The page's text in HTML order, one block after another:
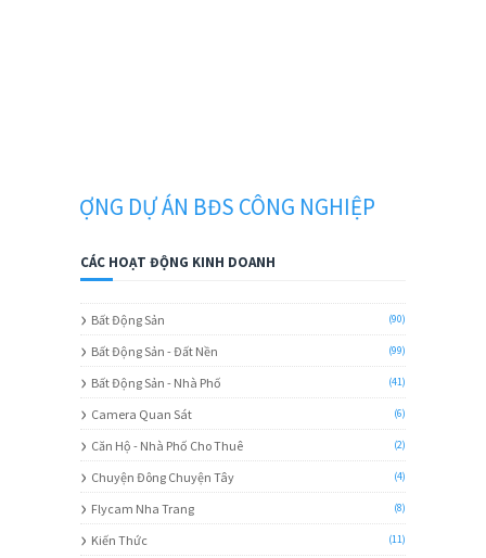
DỰ ÁN BĐS CÔNG NGHIỆP
CÁC HOẠT ĐỘNG KINH DOANH
Bất Động Sản (90)
Bất Động Sản - Đất Nền (99)
Bất Động Sản - Nhà Phố (41)
Camera Quan Sát (6)
Căn Hộ - Nhà Phố Cho Thuê (2)
Chuyện Đông Chuyện Tây (4)
Flycam Nha Trang (8)
Kiến Thức (11)